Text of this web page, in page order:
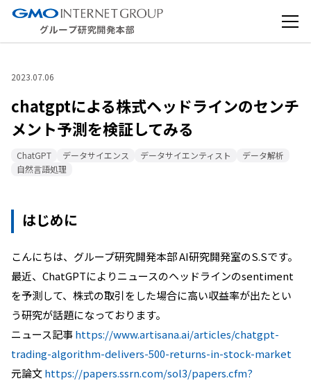
2023.07.06
chatgptによる株式ヘッドラインのセンチ
メント予測を検証してみる
ChatGPT データサイエンス データサイエンティスト
データ解析
自然言語処理
はじめに
こんにちは、グループ研究開発本部AI研究開発室のS.Sです。
最近、ChatGPTによりニュースのヘッドラインのsentiment
を予測して、株式の取引をした場合に高い収益率が出たとい
う研究が話題になっております。
ニュース記事https://www.artisana.ai/articles/chatgpt-
trading-algorithm-delivers-500-returns-in-stock-market
元論文https://papers.ssrn.com/sol3/papers.cfm?